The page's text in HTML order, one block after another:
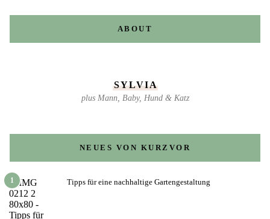
ABOUT
SYLVIA
plus Mann, Baby, Hund & Katz
NEUES VON KURZVOR
1 Tipps für eine nachhaltige Gartengestaltung